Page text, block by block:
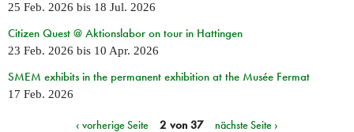
25 Feb. 2026 bis 18 Jul. 2026
Citizen Quest @ Aktionslabor on tour in Hattingen
23 Feb. 2026 bis 10 Apr. 2026
SMEM exhibits in the permanent exhibition at the Musée Fermat
17 Feb. 2026
‹ vorherige Seite 2 von 37 nächste Seite ›